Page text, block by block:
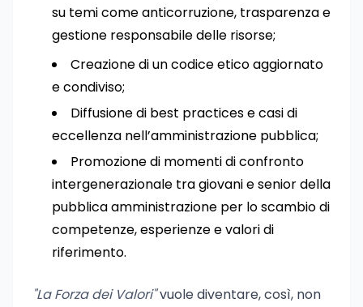
su temi come anticorruzione, trasparenza e
gestione responsabile delle risorse;
Creazione di un codice etico aggiornato
e condiviso;
Diffusione di best practices e casi di
eccellenza nell’amministrazione pubblica;
Promozione di momenti di confronto
intergenerazionale tra giovani e senior della
pubblica amministrazione per lo scambio di
competenze, esperienze e valori di
riferimento.
"La Forza dei Valori"vuole diventare, così, non